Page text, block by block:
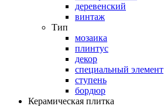
деревенский
винтаж
Тип
мозаика
плинтус
декор
специальный элемент
ступень
бордюр
Керамическая плитка